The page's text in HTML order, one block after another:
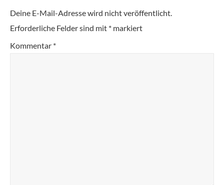
Deine E-Mail-Adresse wird nicht veröffentlicht.
Erforderliche Felder sind mit * markiert
Kommentar *